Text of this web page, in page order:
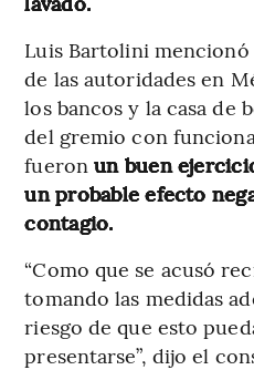
Luis Bartolini
de las autoridades en
los bancos y la casa de
del gremio con
fueronun buen
un probable efecto
contagio.
“Como que se acusó
tomando las medidas
riesgo de que esto
presentarse”, dijo el